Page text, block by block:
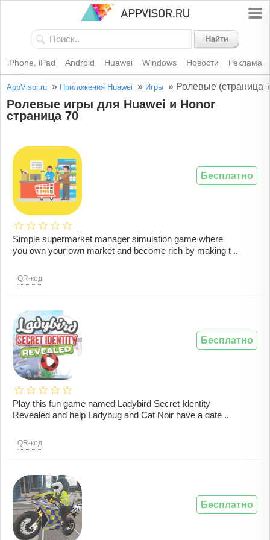
Найти
iPhone, iPad Android Huawei Windows Новости Реклама
AppVisor.ru » Приложения Huawei » Игры » Ролевые (страница
Ролевые игры для Huawei и Honor
страница 70
Simple supermarket manager simulation game where
you own your own market and become rich by making t ..
QR-код
Бесплатно
Play this fun game named Ladybird Secret Identity
Revealed and help Ladybug and Cat Noir have a date ..
QR-код
Бесплатно
Бесплатно